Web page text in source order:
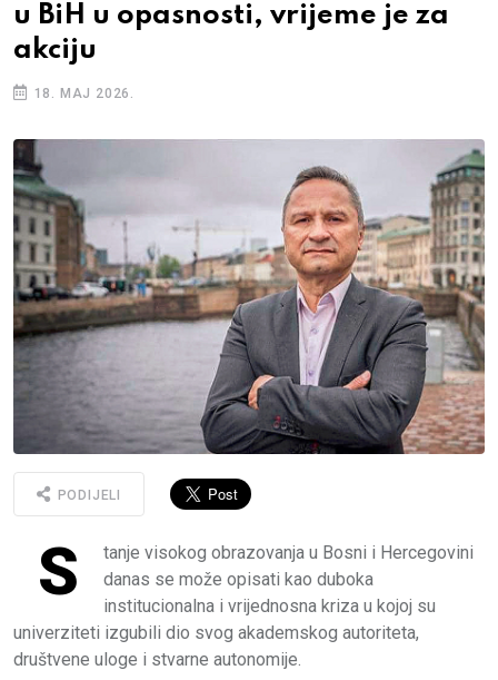
u BiH u opasnosti, vrijeme je za
akciju
18. MAJ 2026.
PODIJELI
S
tanje visokog obrazovanja u Bosni i Hercegovini
danas se može opisati kao duboka
institucionalna i vrijednosna kriza u kojoj su
univerziteti izgubili dio svog akademskog autoriteta,
društvene uloge i stvarne autonomije.